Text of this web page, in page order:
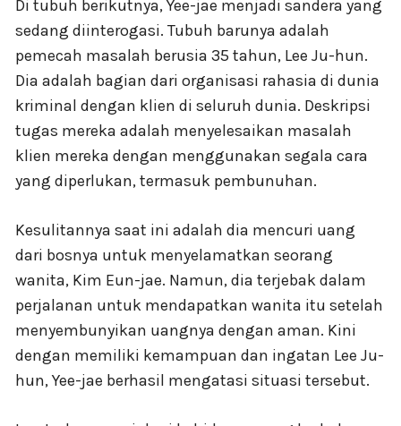
Di tubuh berikutnya, Yee-jae menjadi sandera yang
sedang diinterogasi. Tubuh barunya adalah
pemecah masalah berusia 35 tahun, Lee Ju-hun.
Dia adalah bagian dari organisasi rahasia di dunia
kriminal dengan klien di seluruh dunia. Deskripsi
tugas mereka adalah menyelesaikan masalah
klien mereka dengan menggunakan segala cara
yang diperlukan, termasuk pembunuhan.
Kesulitannya saat ini adalah dia mencuri uang
dari bosnya untuk menyelamatkan seorang
wanita, Kim Eun-jae. Namun, dia terjebak dalam
perjalanan untuk mendapatkan wanita itu setelah
menyembunyikan uangnya dengan aman. Kini
dengan memiliki kemampuan dan ingatan Lee Ju-
hun, Yee-jae berhasil mengatasi situasi tersebut.